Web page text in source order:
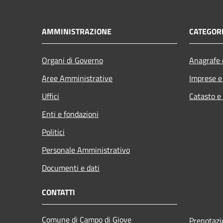
AMMINISTRAZIONE
Organi di Governo
Aree Amministrative
Uffici
Enti e fondazioni
Politici
Personale Amministrativo
Documenti e dati
Imprese
Catasto
CONTATTI
Comune di Campo di Giove